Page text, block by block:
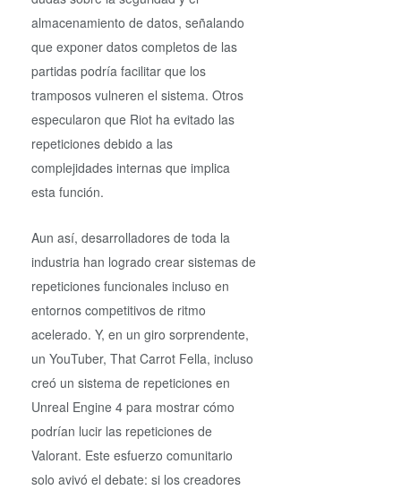
almacenamiento de datos, señalando
que exponer datos completos de las
partidas podría facilitar que los
tramposos vulneren el sistema. Otros
especularon que Riot ha evitado las
repeticiones debido a las
complejidades internas que implica
esta función.
Aun así, desarrolladores de toda la
industria han logrado crear sistemas de
repeticiones funcionales incluso en
entornos competitivos de ritmo
acelerado. Y, en un giro sorprendente,
un YouTuber, That Carrot Fella, incluso
creó un sistema de repeticiones en
Unreal Engine 4 para mostrar cómo
podrían lucir las repeticiones de
Valorant. Este esfuerzo comunitario
solo avivó el debate: si los creadores